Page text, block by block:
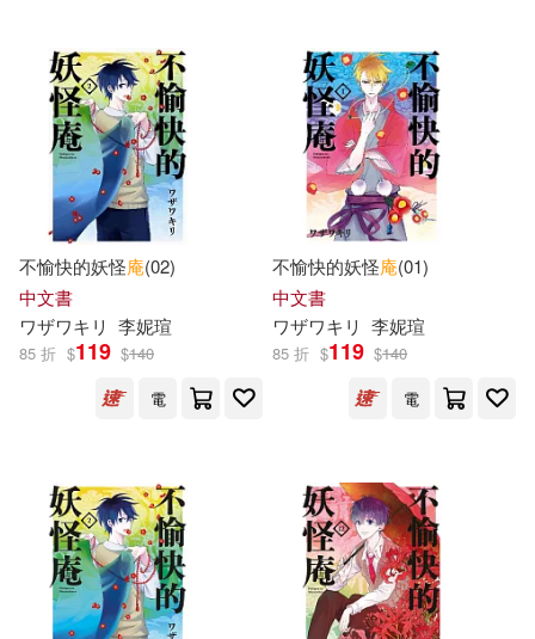
(美)斯坦(1) [元]楊慎 撰(1)
[日]鳥山石燕(1) うに庵(1)
一城&#12428;&#12418;&#12435;
三木1989，沈黎昕(1)
凱特．狄卡密歐(1)
出品人：騷耳(1) 劉正忠(1)
吉林大學出版社(1) 大霹靂(1)
天下文化(1)
天津人民出版社(1)
好有感覺音樂(1) 如何(1)
威向(1)
安徽少年兒童出版社(1)
小天下(1)
不愉快的妖怪庵(02)
中文書
ワザワキリ 李妮瑄
85 折 $119 $140
電
不愉快的妖怪庵(01)
中文書
ワザワキリ 李妮瑄
85 折 $119 $140
電